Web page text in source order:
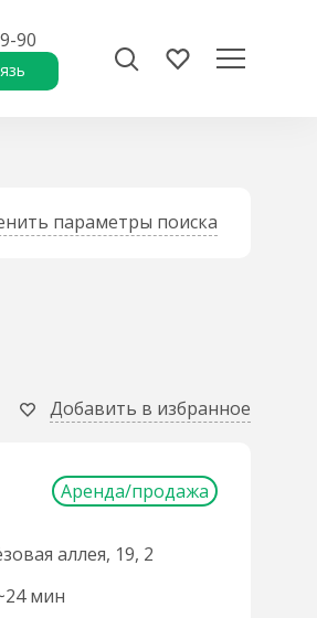
90
параметры поиска
Добавить в избранное
Аренда/продажа
аллея, 19, 2
мин